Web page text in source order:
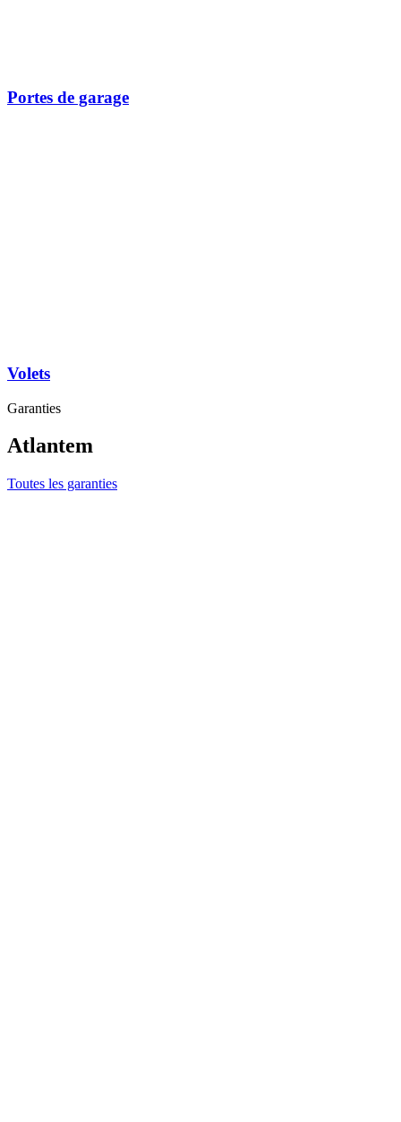
Portes de garage
Volets
Garanties
Atlantem
Toutes les garanties